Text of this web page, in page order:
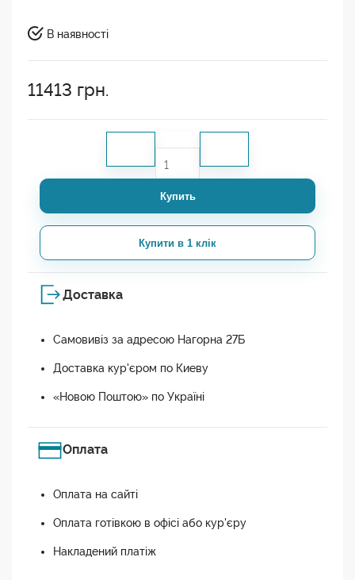
В наявності
11413 грн.
Купить
Купити в 1 клік
Доставка
Самовивіз за адресою Нагорна 27Б
Доставка кур'єром по Киеву
«Новою Поштою» по Україні
Оплата
Оплата на сайті
Оплата готівкою в офісі або кур'єру
Накладений платіж